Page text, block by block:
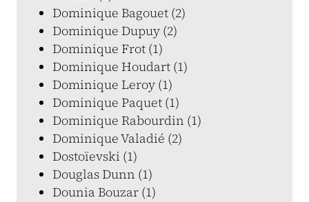
Dominique Bagouet (2)
Dominique Dupuy (2)
Dominique Frot (1)
Dominique Houdart (1)
Dominique Leroy (1)
Dominique Paquet (1)
Dominique Rabourdin (1)
Dominique Valadié (2)
Dostoïevski (1)
Douglas Dunn (1)
Dounia Bouzar (1)